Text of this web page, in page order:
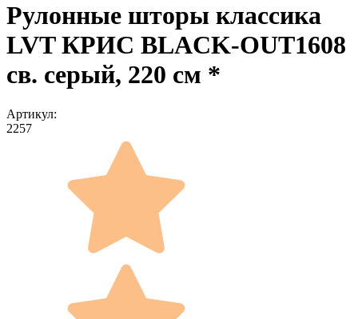
Рулонные шторы классика
LVT КРИС BLACK-OUT1608
св. серый, 220 см *
Артикул:
2257